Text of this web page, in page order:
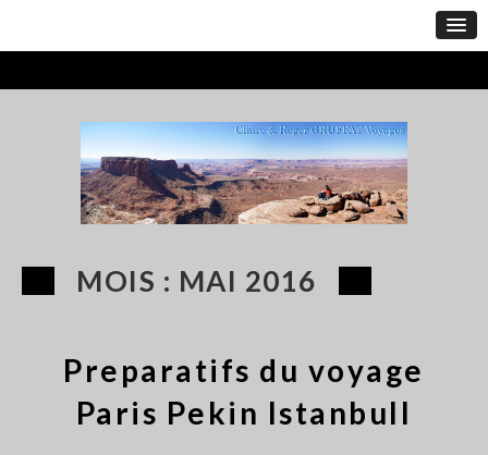
MOIS : MAI 2016
Preparatifs du voyage
Paris Pekin Istanbull